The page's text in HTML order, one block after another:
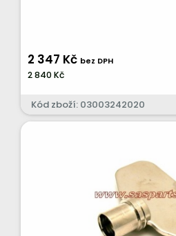
2 347 Kč bez DPH
2 840 Kč
Kód zboží: 03003242020